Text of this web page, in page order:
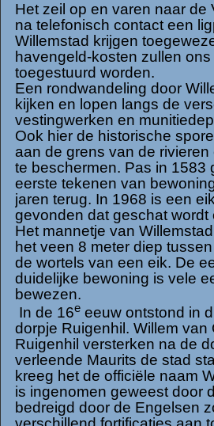
Het zeil op en varen naar de
na telefonisch contact een
Willemstad krijgen
havengeld-kosten zullen ons
toegestuurd worden.
Een rondwandeling door
kijken en lopen langs de
vestingwerken en
Ook hier de historische
aan de grens van de rivieren
te beschermen. Pas in 1583
eerste tekenen van
jaren terug. In 1968 is een
gevonden dat geschat wordt
Het mannetje van
het veen 8 meter diep
de wortels van een eik. De
duidelijke bewoning is vele
bewezen.
In de 16eeeuw ontstond in
dorpje Ruigenhil. Willem van
Ruigenhil versterken na de
verleende Maurits de stad
kreeg het de officiële naam
is ingenomen geweest door
bedreigd door de Engelsen